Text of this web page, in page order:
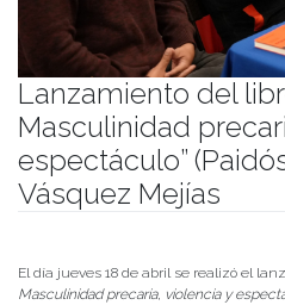
Lanzamiento del
Masculinidad
espectáculo”
Vásquez Mejías
El día jueves 18 de abril se realizó el
Masculinidad precaria, violencia y